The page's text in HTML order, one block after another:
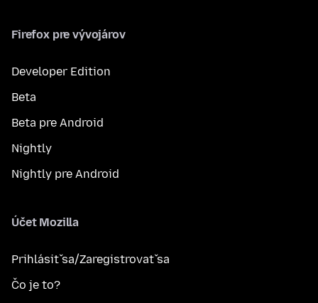
Firefox pre vývojárov
Developer Edition
Beta
Beta pre Android
Nightly
Nightly pre Android
Účet Mozilla
Prihlásiť sa/Zaregistrovať sa
Čo je to?